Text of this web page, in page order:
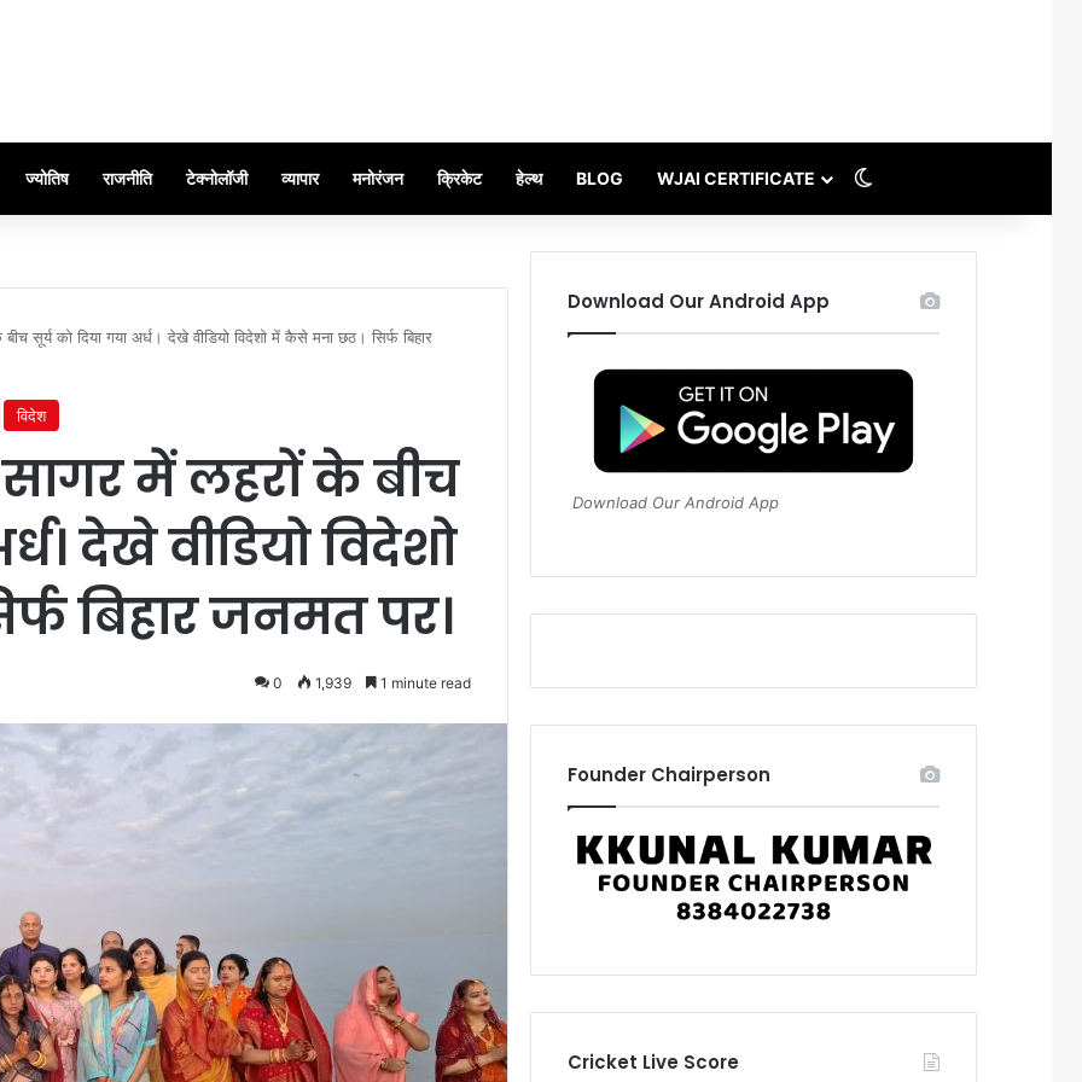
ज्योतिष राजनीति टेक्नोलॉजी व्यापार मनोरंजन क्रिकेट हेल्थ BLOG WJAI CERTIFICATE
सूर्य को दिया गया अर्ध। देखे वीडियो विदेशो में कैसे मना छठ। सिर्फ बिहार
विदेश
में लहरों के बीच
देखे वीडियो विदेशो
बिहार जनमत पर।
0 1,939 1 minute read
Download Our Android App
Download Our Android App
Founder Chairperson
Cricket Live Score